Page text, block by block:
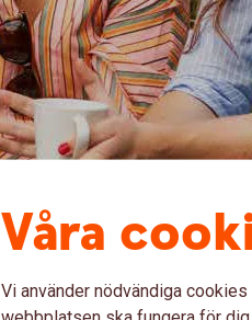
Våra
Vi använder nödvändiga